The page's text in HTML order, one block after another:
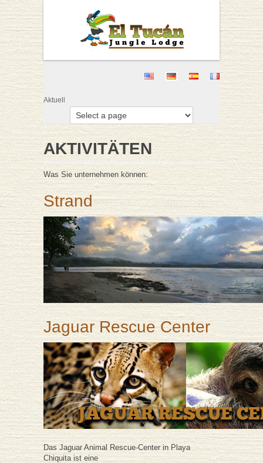
Aktuell
AKTIVITÄTEN
Was Sie unternehmen können:
Strand
Jaguar Rescue Center
Das Jaguar Animal Rescue-Center in Playa
Chiquita ist eine